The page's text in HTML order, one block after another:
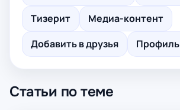
Тизерит
Медиа-контент
Добавить в друзья
Профиль
Статьи по теме